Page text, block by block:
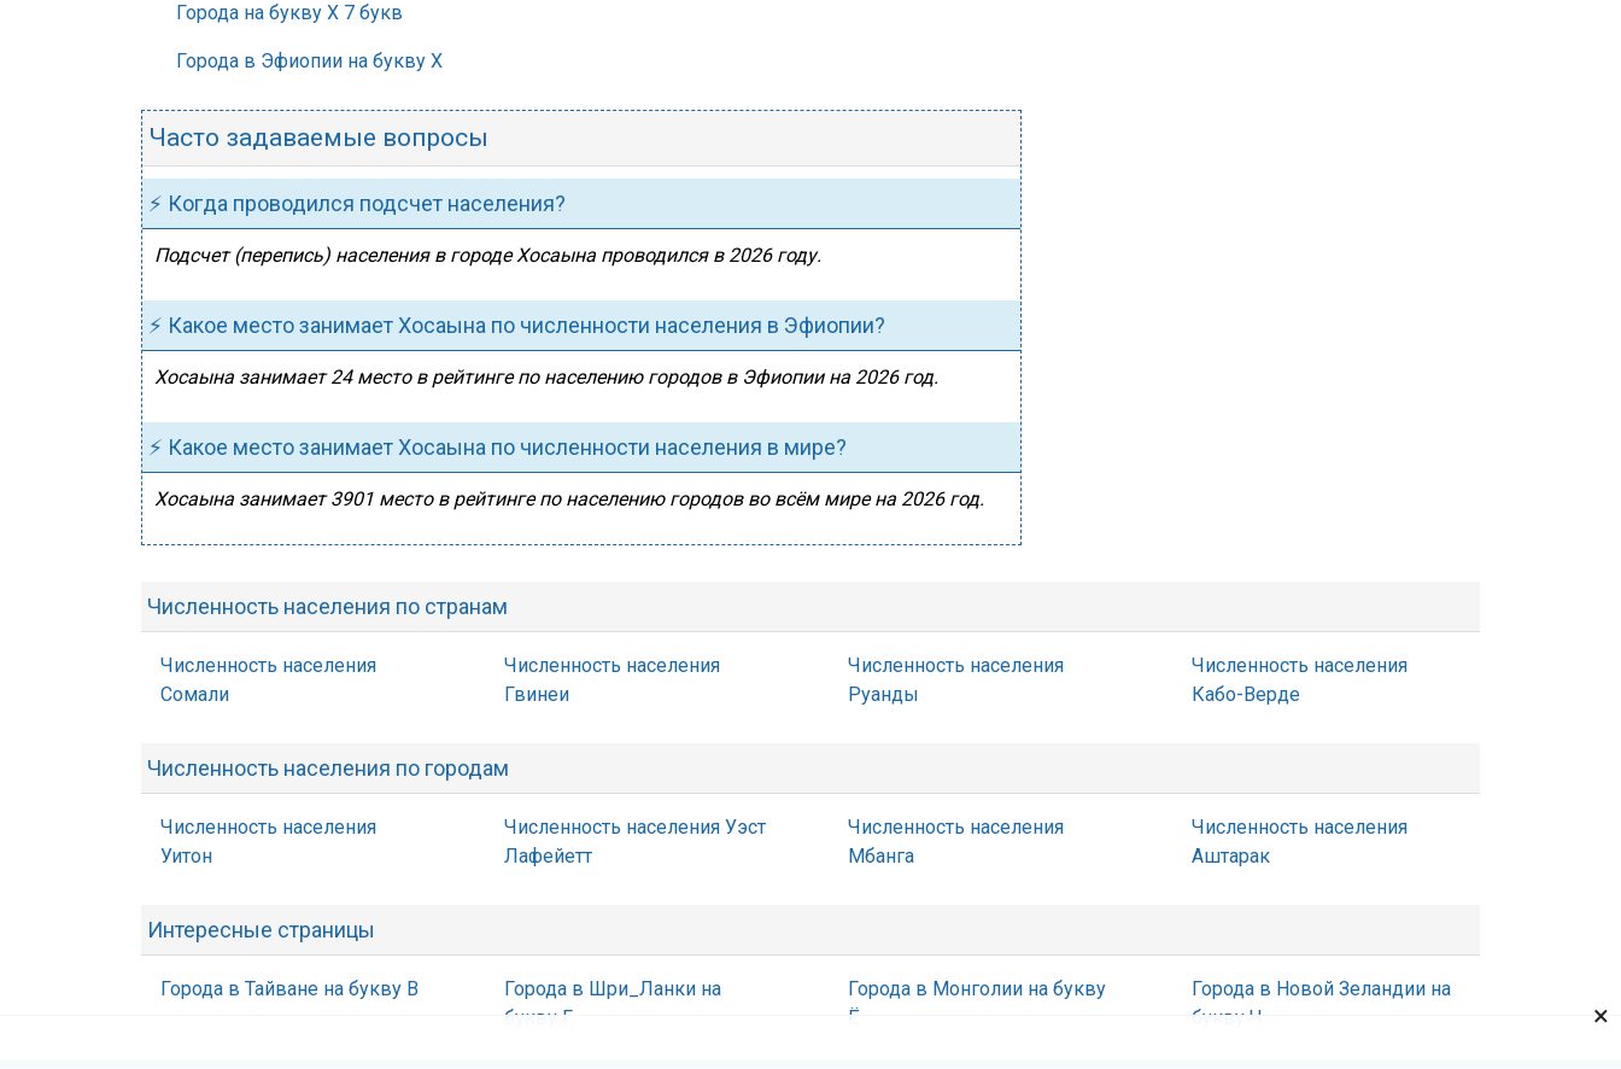
Города на букву Х 7 букв
Города в Эфиопии на букву Х
Часто задаваемые вопросы
⚡ Когда проводился подсчет населения?
Подсчет (перепись) населения в городе Хосаына проводился в 2026 году.
⚡ Какое место занимает Хосаына по численности населения в Эфиопии?
Хосаына занимает 24 место в рейтинге по населению городов в Эфиопии на 2026 год.
⚡ Какое место занимает Хосаына по численности населения в мире?
Хосаына занимает 3901 место в рейтинге по населению городов во всём мире на 2026 год.
Численность населения по странам
Численность населения
Сомали
Численность населения
Гвинеи
Численность населения
Руанды
Численность населения
Кабо-Верде
Численность населения по городам
Численность населения
Уитон
Численность населения Уэст
Лафейетт
Численность населения
Мбанга
Численность населения
Аштарак
Интересные страницы
Города в Тайване на букву В
Города в Шри_Ланки на
букву Г
Города в Монголии на букву
Ё
Города в Новой Зеландии на
букву Ч
×